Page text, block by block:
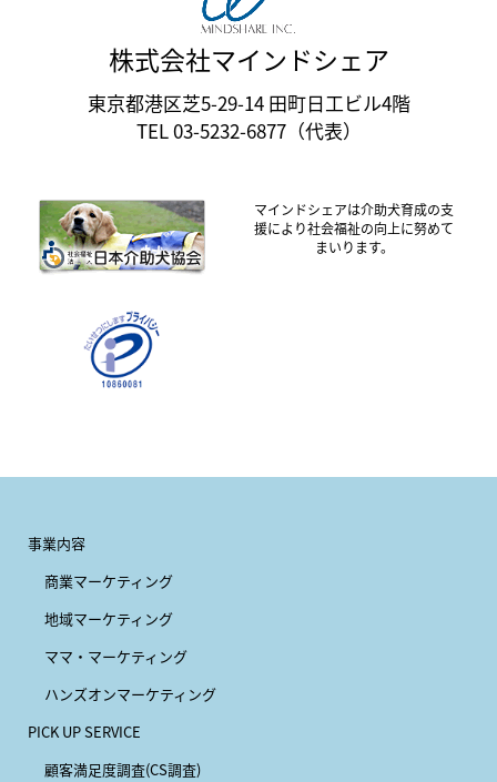
株式会社マインドシェア
東京都港区芝5-29-14 田町日工ビル4階
TEL 03-5232-6877（代表）
マインドシェアは介助犬育成の支
援により社会福祉の向上に努めて
まいります。
事業内容
商業マーケティング
地域マーケティング
ママ・マーケティング
ハンズオンマーケティング
PICK UP SERVICE
顧客満足度調査(CS調査)